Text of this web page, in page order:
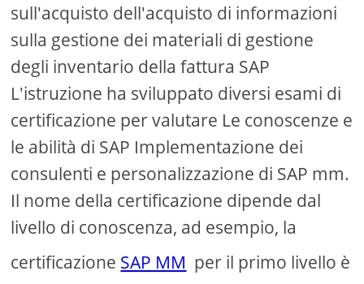
sull'acquisto dell'acquisto di informazioni
sulla gestione dei materiali di gestione
degli inventario della fattura SAP
L'istruzione ha sviluppato diversi esami di
certificazione per valutare Le conoscenze e
le abilità di SAP Implementazione dei
consulenti e personalizzazione di SAP mm.
Il nome della certificazione dipende dal
livello di conoscenza, ad esempio, la
certificazione SAP MM per il primo livello è